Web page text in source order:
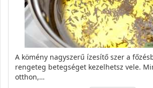
A kömény nagyszerű ízesítő szer a
rengeteg betegséget kezelhetsz vele.
otthon,…